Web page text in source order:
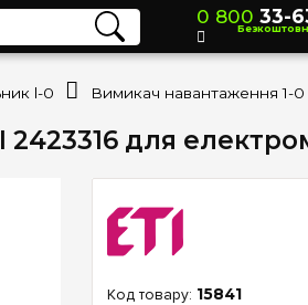
2423316 для
15841
0 800 33-
l-0